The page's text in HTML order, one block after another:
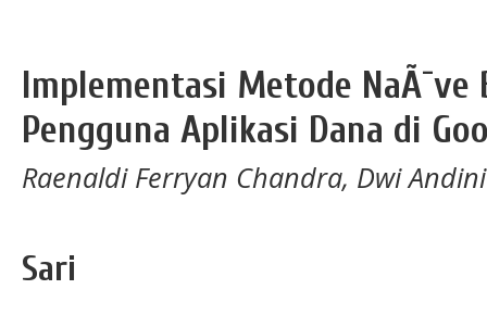
Implementasi Metode NaÃ¯ve
Pengguna Aplikasi Dana di
Raenaldi Ferryan Chandra, Dwi Andini
Sari